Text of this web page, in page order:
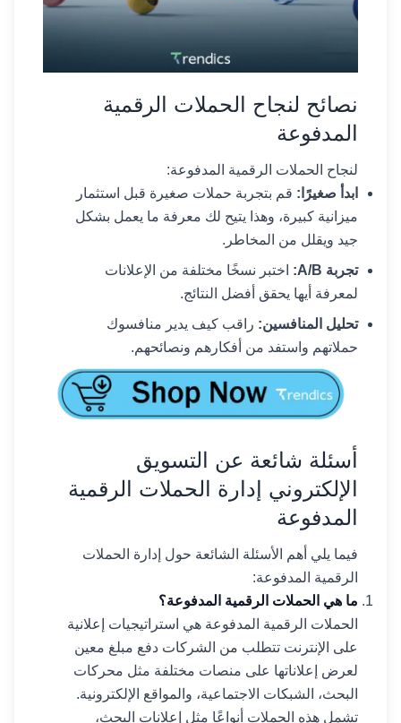
نصائح لنجاح الحملات الرقمية
المدفوعة
لنجاح الحملات الرقمية المدفوعة:
ابدأ صغيرًا: قم بتجربة حملات صغيرة قبل استثمار
ميزانية كبيرة، وهذا يتيح لك معرفة ما يعمل بشكل
جيد ويقلل من المخاطر.
تجربة A/B:
اختبر نسخًا مختلفة من الإعلانات
لمعرفة أيها يحقق أفضل النتائج.
تحليل المنافسين: راقب كيف يدير منافسوك
حملاتهم واستفد من أفكارهم ونصائحهم.
أسئلة شائعة عن التسويق
الإلكتروني إدارة الحملات الرقمية
المدفوعة
فيما يلي أهم الأسئلة الشائعة حول إدارة الحملات
الرقمية المدفوعة:
ما هي الحملات الرقمية المدفوعة؟
الحملات الرقمية المدفوعة هي استراتيجيات إعلانية
على الإنترنت تتطلب من الشركات دفع مبلغ معين
لعرض إعلاناتها على منصات مختلفة مثل محركات
البحث، الشبكات الاجتماعية، والمواقع الإلكترونية.
تشمل هذه الحملات أنواعًا مثل إعلانات البحث،